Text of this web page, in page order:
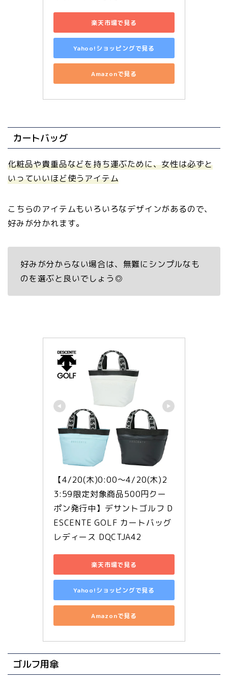
楽天市場で見る
Yahoo!ショッピングで見る
Amazonで見る
カートバッグ
化粧品や貴重品などを持ち運ぶために、女性は必ずと
いっていいほど使うアイテム
こちらのアイテムもいろいろなデザインがあるので、
好みが分かれます。
好みが分からない場合は、無難にシンプルなも
のを選ぶと良いでしょう◎
【4/20(木)0:00〜4/20(木)2
3:59限定対象商品500円クー
ポン発行中】デサントゴルフ D
ESCENTE GOLF カートバッグ
レディース DQCTJA42
楽天市場で見る
Yahoo!ショッピングで見る
Amazonで見る
ゴルフ用傘